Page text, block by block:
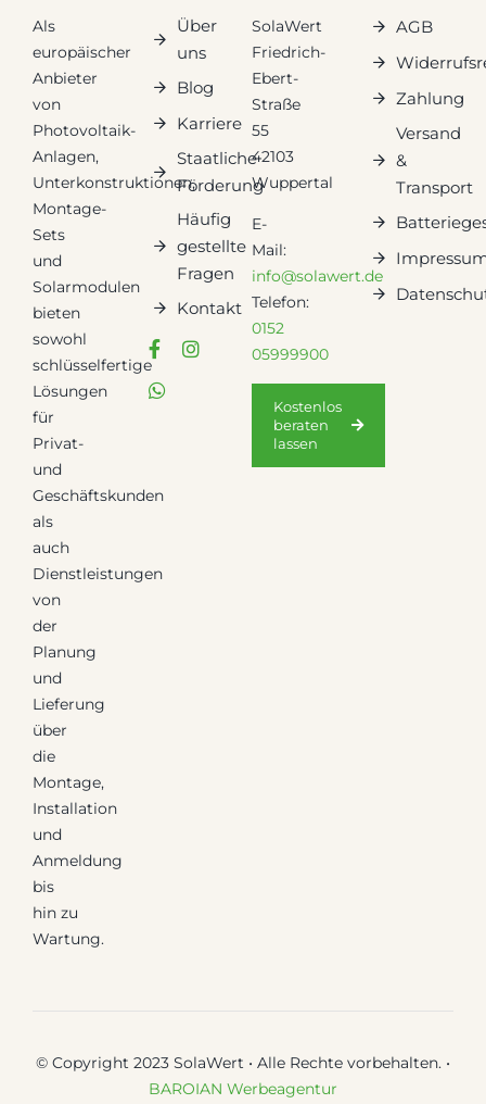
Als
europäischer
Anbieter
von
Photovoltaik-
Anlagen,
Unterkonstruktionen,
Montage-
Sets
und
Solarmodulen
bieten
sowohl
schlüsselfertige
Lösungen
für
Privat-
und
Geschäftskunden
als
auch
Dienstleistungen
von
der
Planung
und
Lieferung
über
die
Montage,
Installation
und
Anmeldung
bis
hin zu
Wartung.
Über
uns
Blog
Karriere
Staatliche
Förderung
Häufig
gestellte
Fragen
Kontakt
SolaWert
Friedrich-
Ebert-
Straße
55
42103
Wuppertal
E-
Mail:
info@solawert.de
Telefon:
0152
05999900
Kostenlos
beraten
lassen
AGB
Zahlung
Versand
&
Transport
© Copyright 2023 SolaWert • Alle Rechte vorbehalten. •
BAROIAN Werbeagentur